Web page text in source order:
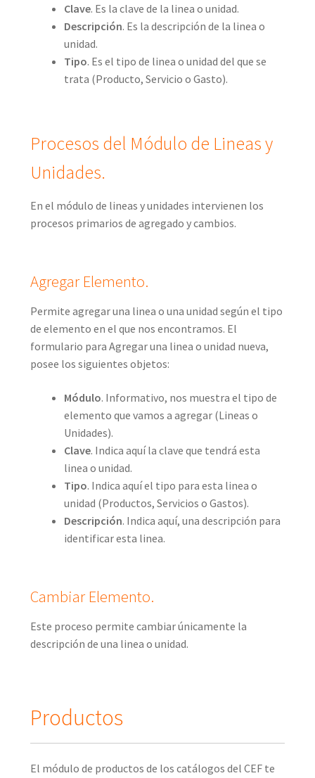
Clave. Es la clave de la linea o unidad.
Descripción. Es la descripción de la linea o
unidad.
Tipo. Es el tipo de linea o unidad del que se
trata (Producto, Servicio o Gasto).
Procesos del Módulo de Lineas y
Unidades.
En el módulo de lineas y unidades intervienen los
procesos primarios de agregado y cambios.
Agregar Elemento.
Permite agregar una linea o una unidad según el tipo
de elemento en el que nos encontramos. El
formulario para Agregar una linea o unidad nueva,
posee los siguientes objetos:
Módulo. Informativo, nos muestra el tipo de
elemento que vamos a agregar (Lineas o
Unidades).
Clave. Indica aquí la clave que tendrá esta
linea o unidad.
Tipo. Indica aquí el tipo para esta linea o
unidad (Productos, Servicios o Gastos).
Descripción. Indica aquí, una descripción para
identificar esta linea.
Cambiar Elemento.
Este proceso permite cambiar únicamente la
descripción de una linea o unidad.
Productos
El módulo de productos de los catálogos del CEF te